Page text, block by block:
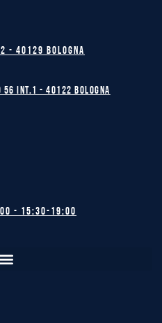
40129 BOLOGNA
int.1 - 40122 BOLOGNA
- 15:30-19:00